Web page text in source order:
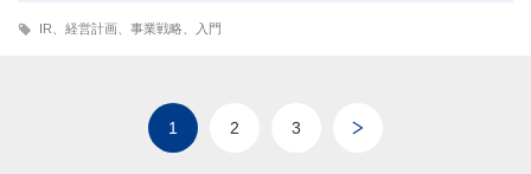
IR 経営計画 事業戦略 入門
1 2 3